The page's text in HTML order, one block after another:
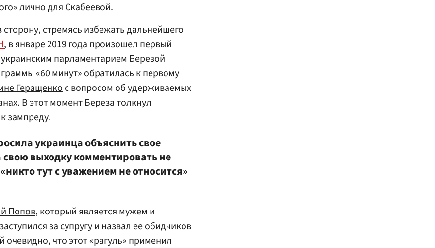
лично для Скабеевой.
стремясь избежать дальнейшего
, в январе 2019 года произошел первый
парламентарием Березой
«60 минут» обратилась к первому
Геращенкос вопросом об удерживаемых
В этот момент Береза толкнул
зампреду.
украинца объяснить свое
выходку комментировать не
тут с уважением не относится»
Попов, который является мужем и
за супругу и назвал ее обидчиков
очевидно, что этот «рагуль» применил